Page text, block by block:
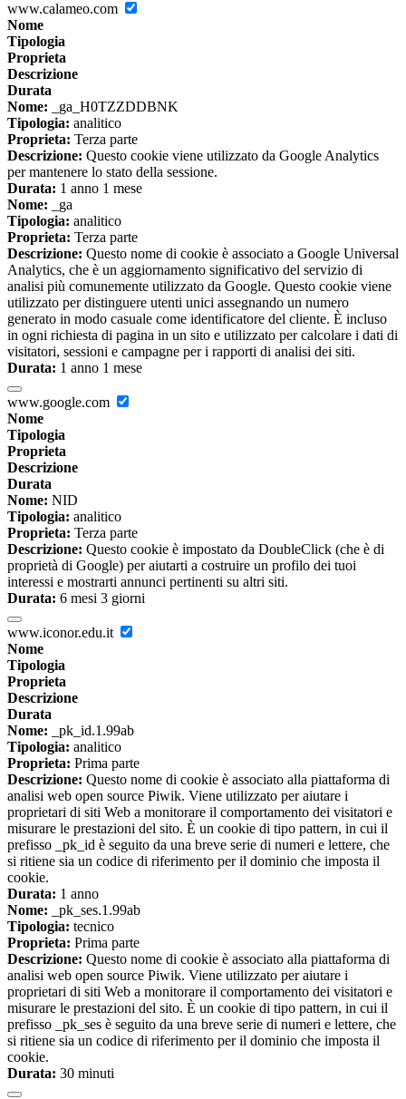
www.calameo.com
Nome
Tipologia
Proprieta
Descrizione
Durata
Nome: _ga_H0TZZDDBNK
Tipologia: analitico
Proprieta: Terza parte
Descrizione: Questo cookie viene utilizzato da Google Analytics
per mantenere lo stato della sessione.
Durata: 1 anno 1 mese
Nome: _ga
Tipologia: analitico
Proprieta: Terza parte
Descrizione: Questo nome di cookie è associato a Google Universal
Analytics, che è un aggiornamento significativo del servizio di
analisi più comunemente utilizzato da Google. Questo cookie viene
utilizzato per distinguere utenti unici assegnando un numero
generato in modo casuale come identificatore del cliente. È incluso
in ogni richiesta di pagina in un sito e utilizzato per calcolare i dati di
visitatori, sessioni e campagne per i rapporti di analisi dei siti.
Durata: 1 anno 1 mese
www.google.com
Nome
Tipologia
Proprieta
Descrizione
Durata
Nome: NID
Tipologia: analitico
Proprieta: Terza parte
Descrizione: Questo cookie è impostato da DoubleClick (che è di
proprietà di Google) per aiutarti a costruire un profilo dei tuoi
interessi e mostrarti annunci pertinenti su altri siti.
Durata: 6 mesi 3 giorni
www.iconor.edu.it
Nome
Tipologia
Proprieta
Descrizione
Durata
Nome: _pk_id.1.99ab
Tipologia: analitico
Proprieta: Prima parte
Descrizione: Questo nome di cookie è associato alla piattaforma di
analisi web open source Piwik. Viene utilizzato per aiutare i
proprietari di siti Web a monitorare il comportamento dei visitatori e
misurare le prestazioni del sito. È un cookie di tipo pattern, in cui il
prefisso _pk_id è seguito da una breve serie di numeri e lettere, che
si ritiene sia un codice di riferimento per il dominio che imposta il
cookie.
Durata: 1 anno
Nome: _pk_ses.1.99ab
Tipologia: tecnico
Proprieta: Prima parte
Descrizione: Questo nome di cookie è associato alla piattaforma di
analisi web open source Piwik. Viene utilizzato per aiutare i
proprietari di siti Web a monitorare il comportamento dei visitatori e
misurare le prestazioni del sito. È un cookie di tipo pattern, in cui il
prefisso _pk_ses è seguito da una breve serie di numeri e lettere, che
si ritiene sia un codice di riferimento per il dominio che imposta il
cookie.
Durata: 30 minuti